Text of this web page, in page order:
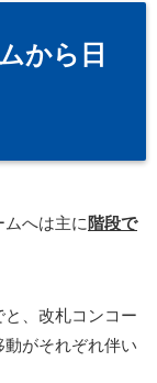
から日
へは主に 階段で
、改札コンコー
がそれぞれ伴い